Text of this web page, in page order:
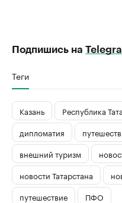
Подпишись на
Теги
Казань Республика
дипломатия
внешний туризм
новости Татарстана
путешествие
ПФО